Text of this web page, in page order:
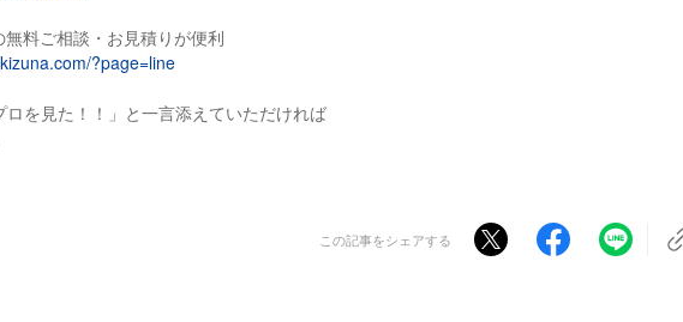
料ご相談・お見積りが便利
?page=line
ロを見た！！」と一言添えていただければ
この記事をシェアする